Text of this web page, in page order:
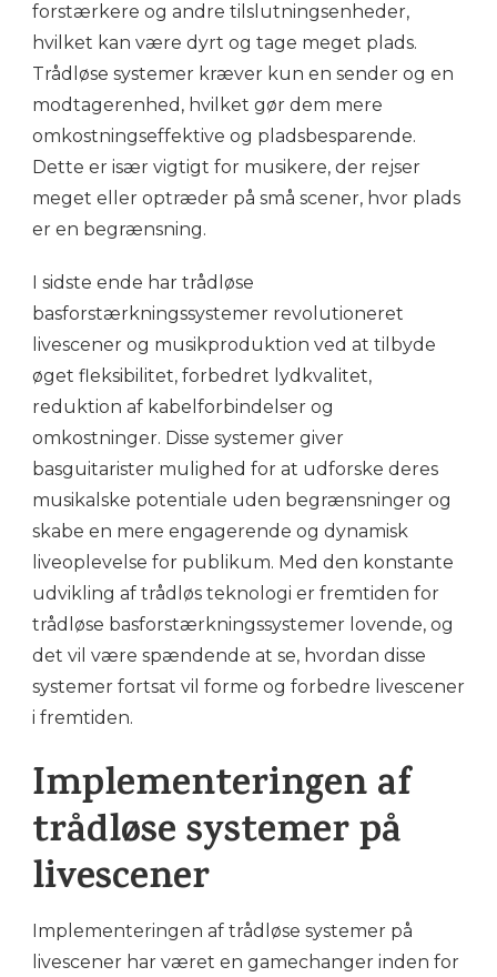
forstærkere og andre tilslutningsenheder,
hvilket kan være dyrt og tage meget plads.
Trådløse systemer kræver kun en sender og en
modtagerenhed, hvilket gør dem mere
omkostningseffektive og pladsbesparende.
Dette er især vigtigt for musikere, der rejser
meget eller optræder på små scener, hvor plads
er en begrænsning.
I sidste ende har trådløse
basforstærkningssystemer revolutioneret
livescener og musikproduktion ved at tilbyde
øget fleksibilitet, forbedret lydkvalitet,
reduktion af kabelforbindelser og
omkostninger. Disse systemer giver
basguitarister mulighed for at udforske deres
musikalske potentiale uden begrænsninger og
skabe en mere engagerende og dynamisk
liveoplevelse for publikum. Med den konstante
udvikling af trådløs teknologi er fremtiden for
trådløse basforstærkningssystemer lovende, og
det vil være spændende at se, hvordan disse
systemer fortsat vil forme og forbedre livescener
i fremtiden.
Implementeringen af
trådløse systemer på
livescener
Implementeringen af trådløse systemer på
livescener har været en gamechanger inden for